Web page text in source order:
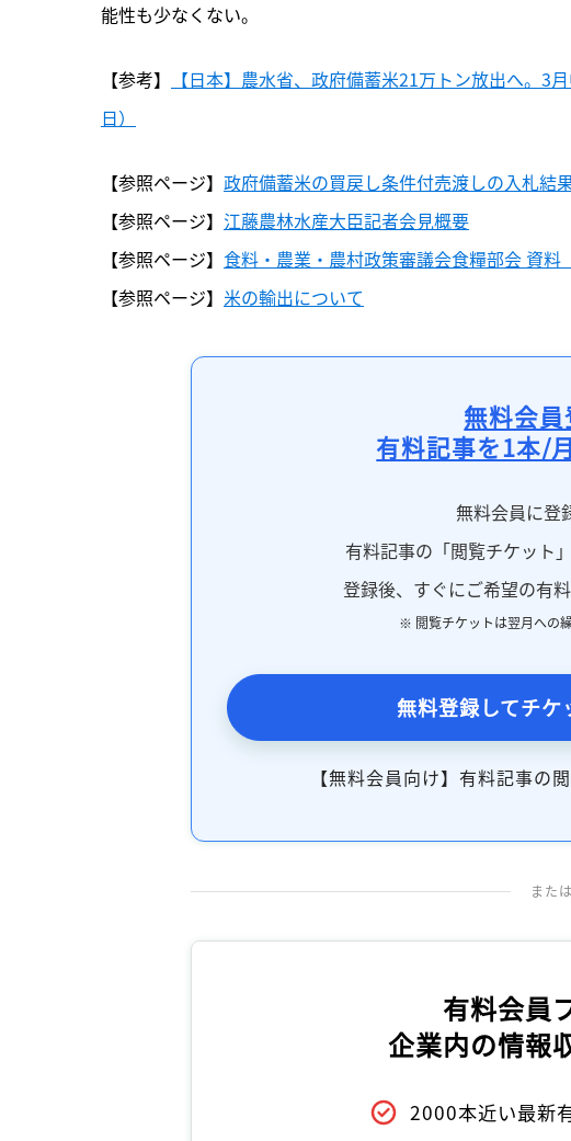
能性も少なくない。
【参考】
【日本】農水省、政府備蓄米21万トン放出へ。3
日）
【参照ページ】 政府備蓄米の買戻し条件付売渡しの入札結
【参照ページ】 江藤農林水産大臣記者会見概要
【参照ページ】 食料・農業・農村政策審議会食糧部会 資料
【参照ページ】 米の輸出について
無料会
有料記事を1本/
無料会員に登
有料記事の「閲覧チケット
登録後、すぐにご希望の有
※ 閲覧チケットは翌月への
無料登録してチケ
【無料会員向け】有料記事の
または
有料会員
企業内の情報
2000本近い最新